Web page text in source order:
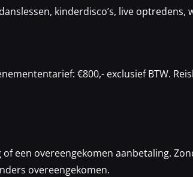
kinderdisco’s, live optredens,
€800,- exclusief BTW.
een overeengekomen aanbetaling.
overeengekomen.